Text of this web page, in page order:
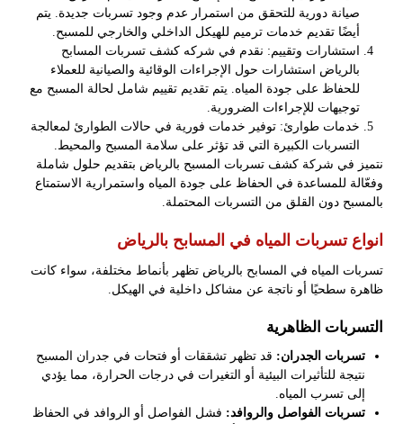
صيانة دورية للتحقق من استمرار عدم وجود تسربات جديدة. يتم
أيضًا تقديم خدمات ترميم للهيكل الداخلي والخارجي للمسبح.
استشارات وتقييم: نقدم في شركه كشف تسربات المسابح
بالرياض استشارات حول الإجراءات الوقائية والصيانية للعملاء
للحفاظ على جودة المياه. يتم تقديم تقييم شامل لحالة المسبح مع
توجيهات للإجراءات الضرورية.
خدمات طوارئ: توفير خدمات فورية في حالات الطوارئ لمعالجة
التسربات الكبيرة التي قد تؤثر على سلامة المسبح والمحيط.
نتميز في شركة كشف تسربات المسبح بالرياض بتقديم حلول شاملة
وفعّالة للمساعدة في الحفاظ على جودة المياه واستمرارية الاستمتاع
بالمسبح دون القلق من التسربات المحتملة.
انواع تسربات المياه في المسابح بالرياض
تسربات المياه في المسابح بالرياض تظهر بأنماط مختلفة، سواء كانت
ظاهرة سطحيًا أو ناتجة عن مشاكل داخلية في الهيكل.
التسربات الظاهرية
تسربات الجدران: قد تظهر تشققات أو فتحات في جدران المسبح
نتيجة للتأثيرات البيئية أو التغيرات في درجات الحرارة، مما يؤدي
إلى تسرب المياه.
تسربات الفواصل والروافد: فشل الفواصل أو الروافد في الحفاظ